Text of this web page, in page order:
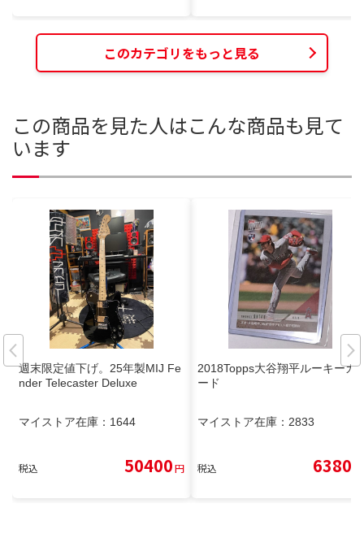
このカテゴリをもっと見る
この商品を見た人はこんな商品も見て
います
週末限定値下げ。25年製MIJ Fe
nder Telecaster Deluxe
マイストア在庫： 1644
税込 50400円
2018Topps大谷翔平ルーキーカ
ード
マイストア在庫： 2833
税込 6380